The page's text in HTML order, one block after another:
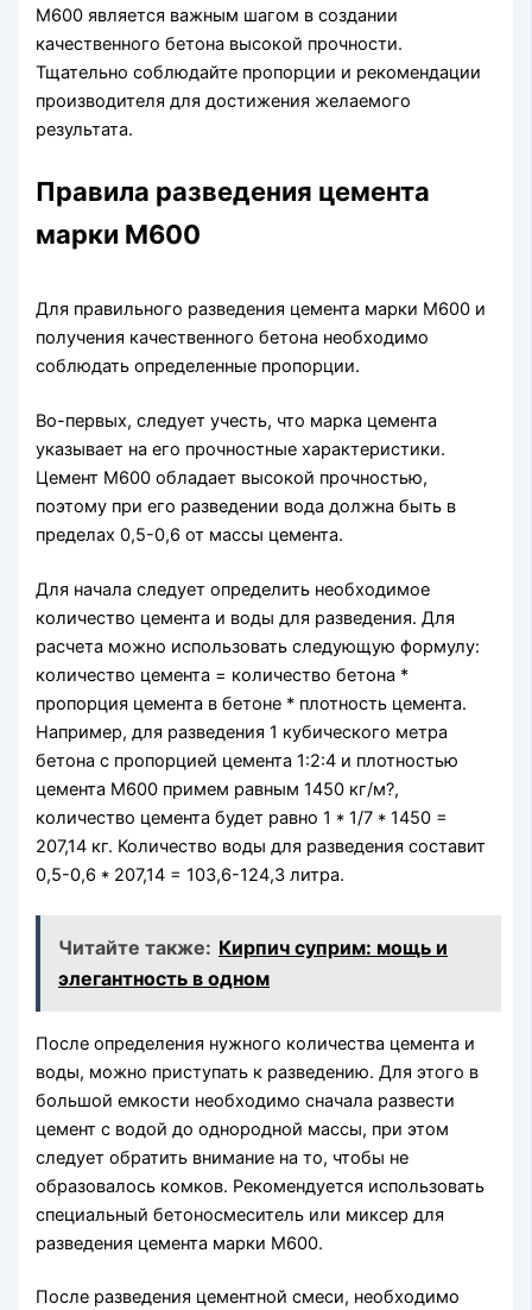
М600 является важным шагом в создании
качественного бетона высокой прочности.
Тщательно соблюдайте пропорции и рекомендации
производителя для достижения желаемого
результата.
Правила разведения цемента
марки М600
Для правильного разведения цемента марки М600 и
получения качественного бетона необходимо
соблюдать определенные пропорции.
Во-первых, следует учесть, что марка цемента
указывает на его прочностные характеристики.
Цемент М600 обладает высокой прочностью,
поэтому при его разведении вода должна быть в
пределах 0,5-0,6 от массы цемента.
Для начала следует определить необходимое
количество цемента и воды для разведения. Для
расчета можно использовать следующую формулу:
количество цемента = количество бетона *
пропорция цемента в бетоне * плотность цемента.
Например, для разведения 1 кубического метра
бетона с пропорцией цемента 1:2:4 и плотностью
цемента М600 примем равным 1450 кг/м?,
количество цемента будет равно 1 * 1/7 * 1450 =
207,14 кг. Количество воды для разведения составит
0,5-0,6 * 207,14 = 103,6-124,3 литра.
Читайте также: Кирпич суприм: мощь и
элегантность в одном
После определения нужного количества цемента и
воды, можно приступать к разведению. Для этого в
большой емкости необходимо сначала развести
цемент с водой до однородной массы, при этом
следует обратить внимание на то, чтобы не
образовалось комков. Рекомендуется использовать
специальный бетоносмеситель или миксер для
разведения цемента марки М600.
После разведения цементной смеси, необходимо